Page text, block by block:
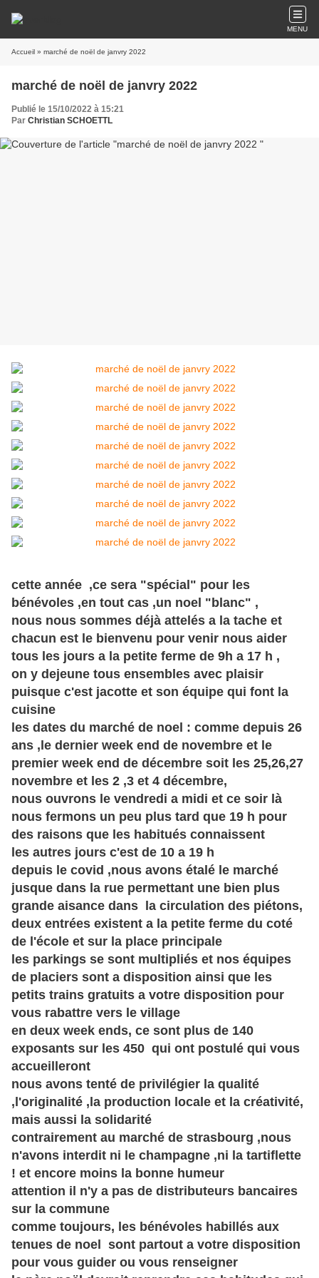
MENU
Accueil » marché de noël de janvry 2022
marché de noël de janvry 2022
Publié le 15/10/2022 à 15:21
Par Christian SCHOETTL
cette année ,ce sera "spécial" pour les
bénévoles ,en tout cas ,un noel "blanc" ,
nous nous sommes déjà attelés a la tache et
chacun est le bienvenu pour venir nous aider
tous les jours a la petite ferme de 9h a 17 h ,
on y dejeune tous ensembles avec plaisir
puisque c'est jacotte et son équipe qui font la
cuisine
les dates du marché de noel : comme depuis 26
ans ,le dernier week end de novembre et le
premier week end de décembre soit les 25,26,27
novembre et les 2 ,3 et 4 décembre,
nous ouvrons le vendredi a midi et ce soir là
nous fermons un peu plus tard que 19 h pour
des raisons que les habitués connaissent
les autres jours c'est de 10 a 19 h
depuis le covid ,nous avons étalé le marché
jusque dans la rue permettant une bien plus
grande aisance dans la circulation des piétons,
deux entrées existent a la petite ferme du coté
de l'école et sur la place principale
les parkings se sont multipliés et nos équipes
de placiers sont a disposition ainsi que les
petits trains gratuits a votre disposition pour
vous rabattre vers le village
en deux week ends, ce sont plus de 140
exposants sur les 450 qui ont postulé qui vous
accueilleront
nous avons tenté de privilégier la qualité
,l'originalité ,la production locale et la créativité,
mais aussi la solidarité
contrairement au marché de strasbourg ,nous
n'avons interdit ni le champagne ,ni la tartiflette
! et encore moins la bonne humeur
attention il n'y a pas de distributeurs bancaires
sur la commune
comme toujours, les bénévoles habillés aux
tenues de noel sont partout a votre disposition
pour vous guider ou vous renseigner